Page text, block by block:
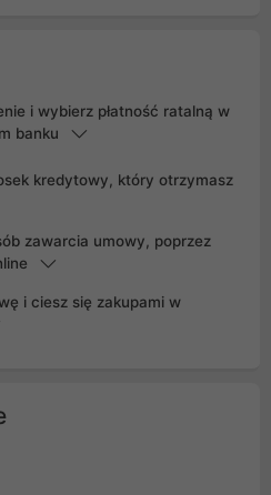
i wybierz płatność ratalną w
banku
kredytowy, który otrzymasz
zawarcia umowy, poprzez
i ciesz się zakupami w